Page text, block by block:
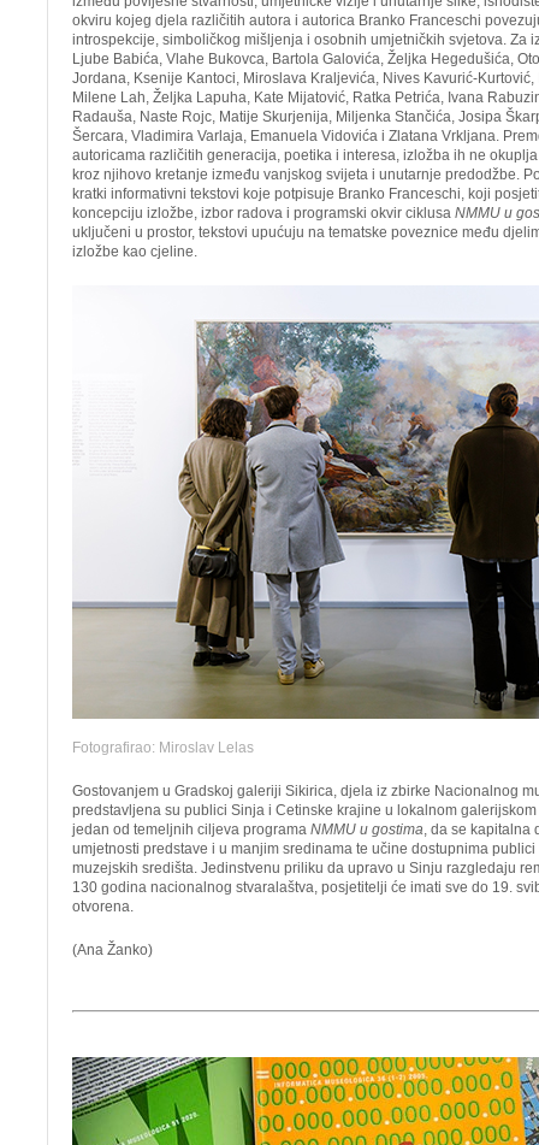
okviru kojeg djela različitih autora i autorica Branko Franceschi
introspekcije, simboličkog mišljenja i osobnih umjetničkih svjetova. Za
Ljube Babića, Vlahe Bukovca, Bartola Galovića, Željka Hegedušića,
Jordana, Ksenije Kantoci, Miroslava Kraljevića, Nives Kavurić-
Milene Lah, Željka Lapuha, Kate Mijatović, Ratka Petrića, Ivana
Radauša, Naste Rojc, Matije Skurjenija, Miljenka Stančića, Josipa
Šercara, Vladimira Varlaja, Emanuela Vidovića i Zlatana Vrkljana.
autoricama različitih generacija, poetika i interesa, izložba ih ne
kroz njihovo kretanje između vanjskog svijeta i unutarnje predodžbe.
kratki informativni tekstovi koje potpisuje Branko Franceschi, koji
koncepciju izložbe, izbor radova i programski okvir ciklusa NMMU u
uključeni u prostor, tekstovi upućuju na tematske poveznice među
izložbe kao cjeline.
Fotografirao: Miroslav Lelas
Gostovanjem u Gradskoj galeriji Sikirica, djela iz zbirke Nacionalnog
predstavljena su publici Sinja i Cetinske krajine u lokalnom
jedan od temeljnih ciljeva programa NMMU u gostima, da se kapitalna
umjetnosti predstave i u manjim sredinama te učine dostupnima
muzejskih središta. Jedinstvenu priliku da upravo u Sinju razgledaju
130 godina nacionalnog stvaralaštva, posjetitelji će imati sve do 19.
otvorena.
(Ana Žanko)